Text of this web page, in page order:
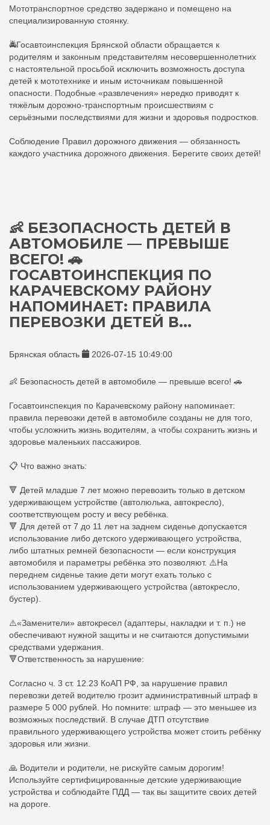
Мототранспортное средство задержано и помещено на
специализированную стоянку.
🚔Госавтоинспекция Брянской области обращается к
родителям и законным представителям несовершеннолетних
с настоятельной просьбой исключить возможность доступа
детей к мототехнике и иным источникам повышенной
опасности. Подобные «развлечения» нередко приводят к
тяжёлым дорожно-транспортным происшествиям с
серьёзными последствиями для жизни и здоровья подростков.
Соблюдение Правил дорожного движения — обязанность
каждого участника дорожного движения. Берегите своих детей!
👶 БЕЗОПАСНОСТЬ ДЕТЕЙ В
АВТОМОБИЛЕ — ПРЕВЫШЕ
ВСЕГО! 🚗
ГОСАВТОИНСПЕКЦИЯ ПО
КАРАЧЕВСКОМУ РАЙОНУ
НАПОМИНАЕТ: ПРАВИЛА
ПЕРЕВОЗКИ ДЕТЕЙ В...
Брянская область 2026-07-15 10:49:00
👶 Безопасность детей в автомобиле — превыше всего! 🚗
Госавтоинспекция по Карачевскому району напоминает:
правила перевозки детей в автомобиле созданы не для того,
чтобы усложнить жизнь водителям, а чтобы сохранить жизнь и
здоровье маленьких пассажиров.
📋 Что важно знать:
🔻 Детей младше 7 лет можно перевозить только в детском
удерживающем устройстве (автолюлька, автокресло),
соответствующем росту и весу ребёнка.
🔻 Для детей от 7 до 11 лет на заднем сиденье допускается
использование либо детского удерживающего устройства,
либо штатных ремней безопасности — если конструкция
автомобиля и параметры ребёнка это позволяют. ⚠️На
переднем сиденье такие дети могут ехать только с
использованием удерживающего устройства (автокресло,
бустер).
⚠️«Заменители» автокресел (адаптеры, накладки и т. п.) не
обеспечивают нужной защиты и не считаются допустимыми
средствами удержания.
🔻Ответственность за нарушение:
Согласно ч. 3 ст. 12.23 КоАП РФ, за нарушение правил
перевозки детей водителю грозит административный штраф в
размере 5 000 рублей. Но помните: штраф — это меньшее из
возможных последствий. В случае ДТП отсутствие
правильного удерживающего устройства может стоить ребёнку
здоровья или жизни.
🙏 Водители и родители, не рискуйте самым дорогим!
Используйте сертифицированные детские удерживающие
устройства и соблюдайте ПДД — так вы защитите своих детей
на дороге.